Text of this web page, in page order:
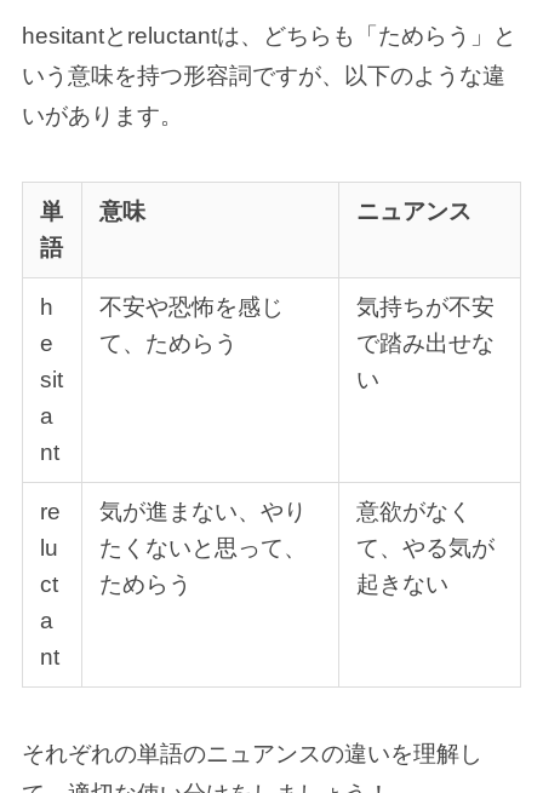
hesitantとreluctantは、どちらも「ためらう」と
いう意味を持つ形容詞ですが、以下のような違
いがあります。
単
語
意味 ニュアンス
h
e
sit
a
nt
不安や恐怖を感じ
て、ためらう
気持ちが不安
で踏み出せな
い
re
lu
ct
a
nt
気が進まない、やり
たくないと思って、
ためらう
意欲がなく
て、やる気が
起きない
それぞれの単語のニュアンスの違いを理解し